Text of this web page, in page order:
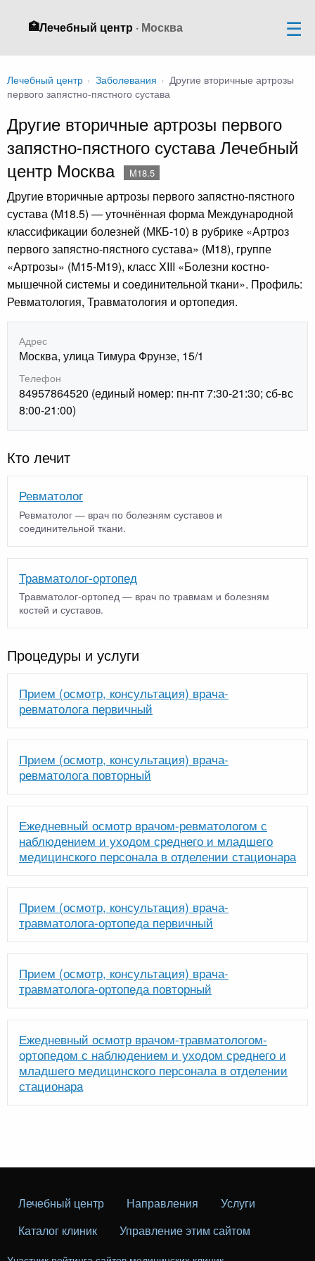
🏥Лечебный центр · Москва
Лечебный центр › Заболевания › Другие вторичные артрозы
первого запястно-пястного сустава
Другие вторичные артрозы первого
запястно-пястного сустава Лечебный
центр Москва
M18.5
Другие вторичные артрозы первого запястно-пястного
сустава (M18.5) — уточнённая форма Международной
классификации болезней (МКБ-10) в рубрике «Артроз
первого запястно-пястного сустава» (M18), группе
«Артрозы» (M15-M19), класс XIII «Болезни костно-
мышечной системы и соединительной ткани». Профиль:
Ревматология, Травматология и ортопедия.
Адрес
Москва, улица Тимура Фрунзе, 15/1
Телефон
84957864520 (единый номер: пн-пт 7:30-21:30; сб-вс
8:00-21:00)
Кто лечит
Ревматолог
Ревматолог — врач по болезням суставов и
соединительной ткани.
Травматолог-ортопед
Травматолог-ортопед — врач по травмам и болезням
костей и суставов.
Процедуры и услуги
Прием (осмотр, консультация) врача-
ревматолога первичный
Прием (осмотр, консультация) врача-
ревматолога повторный
Ежедневный осмотр врачом-ревматологом с
наблюдением и уходом среднего и младшего
медицинского персонала в отделении стационара
Прием (осмотр, консультация) врача-
травматолога-ортопеда первичный
Прием (осмотр, консультация) врача-
травматолога-ортопеда повторный
Ежедневный осмотр врачом-травматологом-
ортопедом с наблюдением и уходом среднего и
младшего медицинского персонала в отделении
стационара
Лечебный центр Направления
Услуги
Каталог клиник
Управление этим сайтом